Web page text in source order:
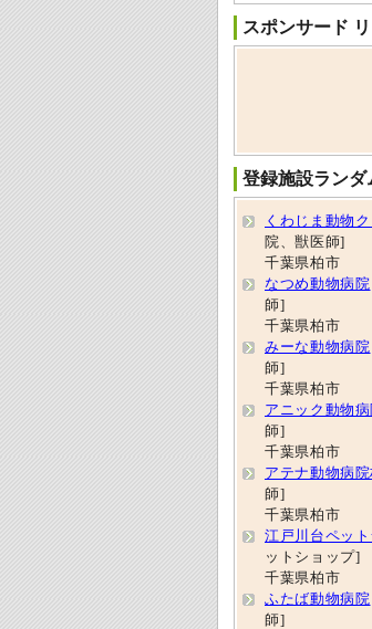
スポンサード
登録施設ランダ
くわじま動物
院、獣医師]
千葉県柏市
なつめ動物病院
師]
千葉県柏市
みーな動物病院
師]
千葉県柏市
アニック動物病
師]
千葉県柏市
アテナ動物病院
師]
千葉県柏市
江戸川台ペッ
ットショップ]
千葉県柏市
ふたば動物病院
師]